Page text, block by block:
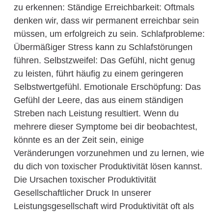
zu erkennen: Ständige Erreichbarkeit: Oftmals
denken wir, dass wir permanent erreichbar sein
müssen, um erfolgreich zu sein. Schlafprobleme:
Übermäßiger Stress kann zu Schlafstörungen
führen. Selbstzweifel: Das Gefühl, nicht genug
zu leisten, führt häufig zu einem geringeren
Selbstwertgefühl. Emotionale Erschöpfung: Das
Gefühl der Leere, das aus einem ständigen
Streben nach Leistung resultiert. Wenn du
mehrere dieser Symptome bei dir beobachtest,
könnte es an der Zeit sein, einige
Veränderungen vorzunehmen und zu lernen, wie
du dich von toxischer Produktivität lösen kannst.
Die Ursachen toxischer Produktivität
Gesellschaftlicher Druck In unserer
Leistungsgesellschaft wird Produktivität oft als